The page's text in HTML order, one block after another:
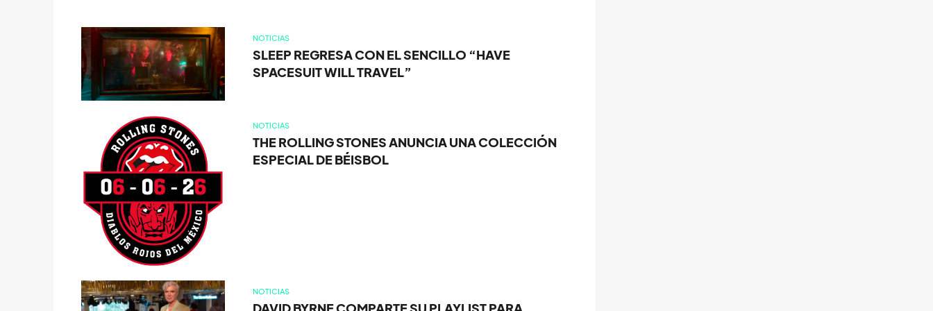
NOTICIAS
SLEEP REGRESA CON EL SENCILLO “HAVE
SPACESUIT WILL TRAVEL”
NOTICIAS
THE ROLLING STONES ANUNCIA UNA COLECCIÓN
ESPECIAL DE BÉISBOL
NOTICIAS